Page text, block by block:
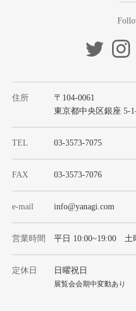
住所
〒104-0061
東京都中央区銀座 5-
TEL 03-3573-7075
FAX 03-3573-7076
e-mail info@yanagi.com
営業時間 平日 10:00~19:00 土
定休日 日曜祝日
展覧会会期中変動あり